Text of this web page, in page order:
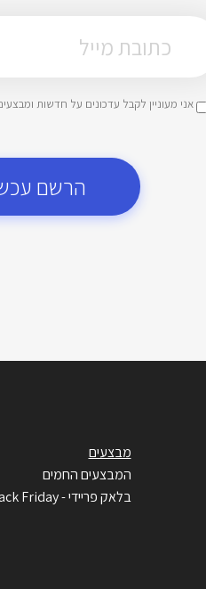
אני מעוניין לקבל עדכונים על חדשות
הרשם
מבצעים
המבצעים החמים
בלאק פריידי - Black Friday